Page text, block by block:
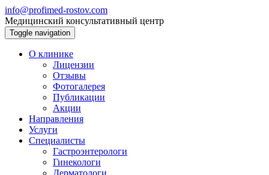
info@profimed-rostov.com
Медицинский консультативный центр
Toggle navigation
О клинике
Лицензии
Отзывы
Фотогалерея
Публикации
Акции
Направления
Услуги
Специалисты
Гастроэнтерологи
Гинекологи
Дерматологи